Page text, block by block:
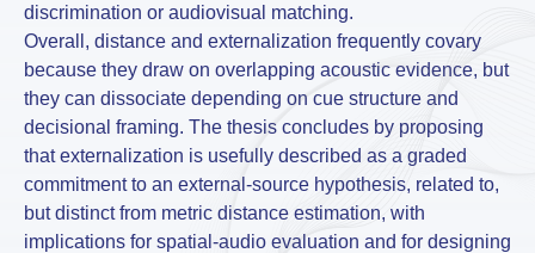
discrimination or audiovisual matching.
Overall, distance and externalization frequently covary
because they draw on overlapping acoustic evidence, but
they can dissociate depending on cue structure and
decisional framing. The thesis concludes by proposing
that externalization is usefully described as a graded
commitment to an external-source hypothesis, related to,
but distinct from metric distance estimation, with
implications for spatial-audio evaluation and for designing